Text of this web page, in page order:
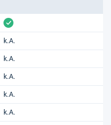
vorhanden
k.A.
k.A.
k.A.
k.A.
k.A.